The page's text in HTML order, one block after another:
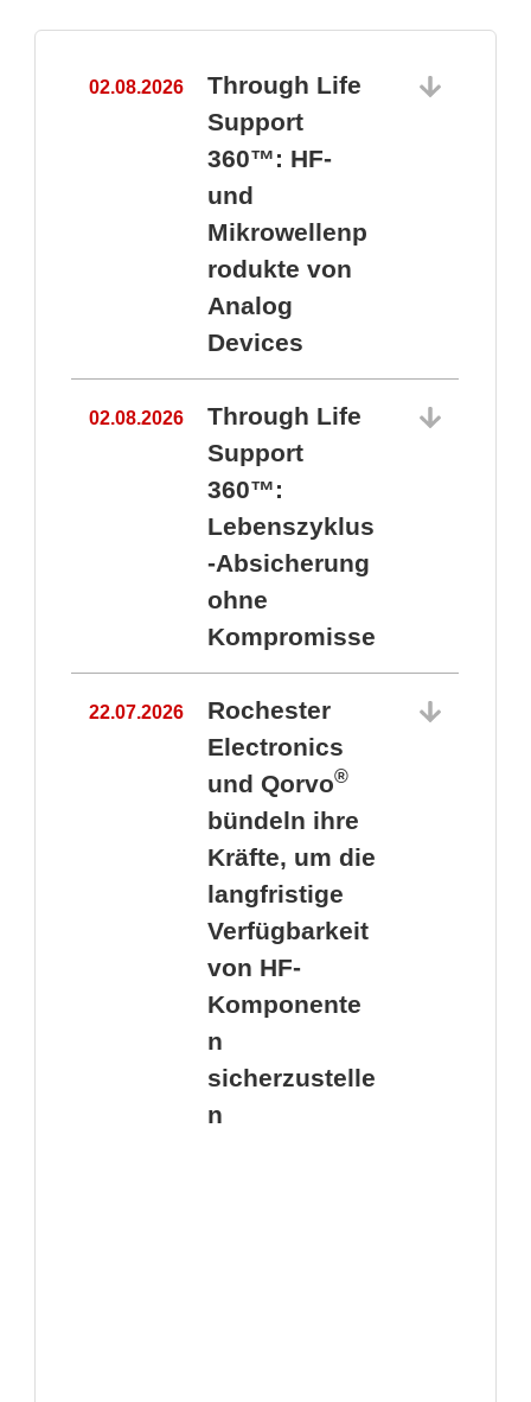
02.08.2026
Through Life
Support
360™: HF-
und
Mikrowellenp
rodukte von
Analog
Devices
02.08.2026
Through Life
Support
360™:
Lebenszyklus
-Absicherung
ohne
Kompromisse
22.07.2026
Rochester
Electronics
und Qorvo®
bündeln ihre
Kräfte, um die
langfristige
Verfügbarkeit
von HF-
Komponente
n
sicherzustelle
n